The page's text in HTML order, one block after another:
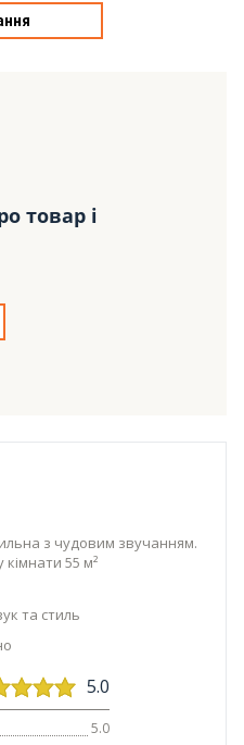
товар і
з чудовим звучанням.
55 м²
та стиль
5.0
5.0